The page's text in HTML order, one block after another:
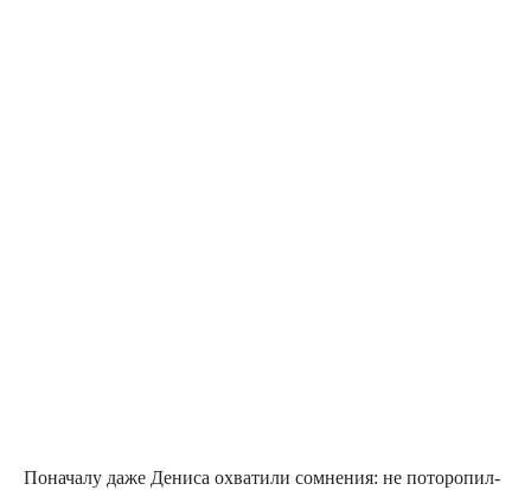
Пона­ча­лу даже Дени­са охва­ти­ли сомне­ния: не пото­ро­пил­